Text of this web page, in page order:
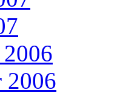
2006